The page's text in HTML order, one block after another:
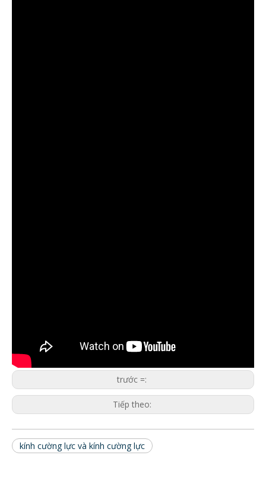
trước =:
Tiếp theo:
kính cường lực và kính cường lực